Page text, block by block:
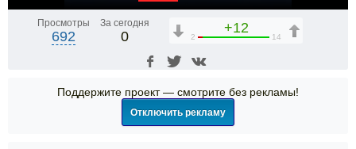
Просмотры
692
За сегодня
0
+12
2 14
Поддержите проект — смотрите без рекламы!
Отключить рекламу